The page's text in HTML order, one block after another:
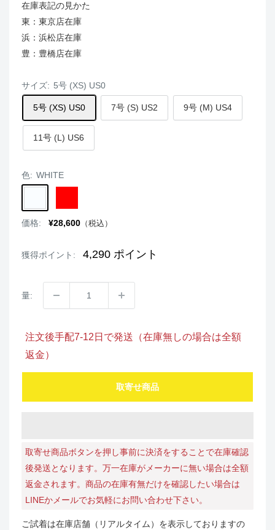
在庫表記の見かた
東：東京店在庫
浜：浜松店在庫
豊：豊橋店在庫
サイズ: 5号 (XS) US0
5号 (XS) US0 7号 (S) US2 9号 (M) US4
11号 (L) US6
色: WHITE
価格:
販
¥28,600 （税込）
獲得ポイント: 4,290 ポイント
量:
注文後手配7-12日で発送（在庫無しの場合は全額
返金）
取寄せ商品
取寄せ商品ボタンを押し事前に決済をすることで在庫確認
後発送となります。万一在庫がメーカーに無い場合は全額
返金されます。商品の在庫有無だけを確認したい場合は
LINEかメールでお気軽にお問い合わせ下さい。
ご試着は在庫店舗（リアルタイム）を表示しておりますの